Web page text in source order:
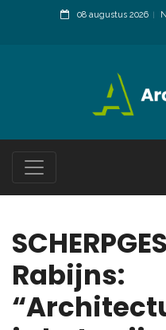
08 augustus 2026
Rabijns: